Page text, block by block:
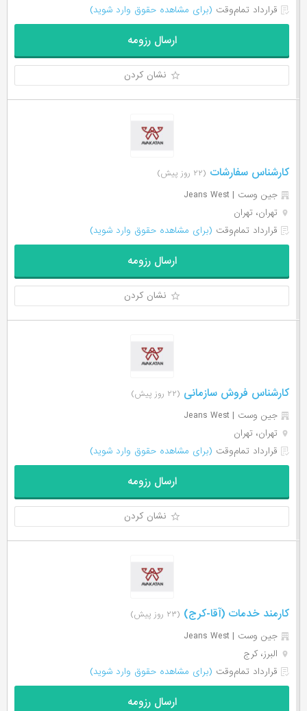
قرارداد تمام‌وقت (برای مشاهده حقوق وارد شوید)
ارسال رزومه
نشان کردن
کارشناس سفارشات (۲۲ روز پیش)
جین وست | Jeans West
تهران، تهران
قرارداد تمام‌وقت (برای مشاهده حقوق وارد شوید)
ارسال رزومه
نشان کردن
کارشناس فروش سازمانی (۲۲ روز پیش)
جین وست | Jeans West
تهران، تهران
قرارداد تمام‌وقت (برای مشاهده حقوق وارد شوید)
ارسال رزومه
نشان کردن
کارمند خدمات (آقا-کرج) (۲۳ روز پیش)
جین وست | Jeans West
البرز، کرج
قرارداد تمام‌وقت (برای مشاهده حقوق وارد شوید)
ارسال رزومه